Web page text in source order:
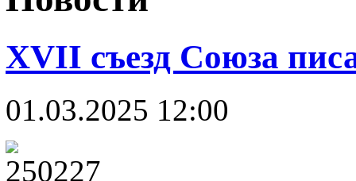
XVII съезд Союза
01.03.2025 12:00